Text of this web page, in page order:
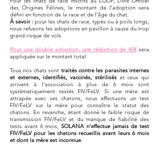
des Origines Félines, le montant de l’adoption sera
défini en fonction de la race et de l’âge du chat.
À savoir : pour les chats de race, typés ou à poils longs,
nous refusons les adoptions en pavillon à cause du trop
grand risque de vols.
Pour une double adoption, une réduction de 40€ sera
appliquée sur le montant total.
Tous nos chats sont traités contre les parasites internes
et externes, identifiés, vaccinés, stériliséset ceux qui
arrivent à l'association à plus de 6 mois sont
systématiquement testés FIV/FeLV. Si une mère est
attrapée avec ses chatons, nous effectuons un test
FIV/FeLV sur la mère pour connaître le statut des
chatons. En revanche, étant donné le faible risque de
transmission FIV/FeLV et du manque de fiabilité des
tests avant 6 mois, SOLANA n’effectue jamais de test
FIV/FeLV pour les chatons recueillis avant leurs 6 mois
et dont la mère est inconnue.